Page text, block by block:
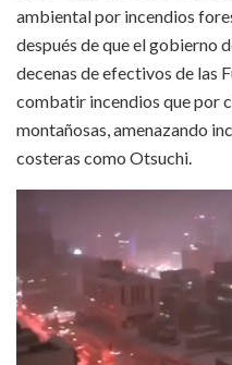
ambiental por incendios
después de que el gobierno
decenas de efectivos de las
combatir incendios que por
montañosas, amenazando
costeras como Otsuchi.